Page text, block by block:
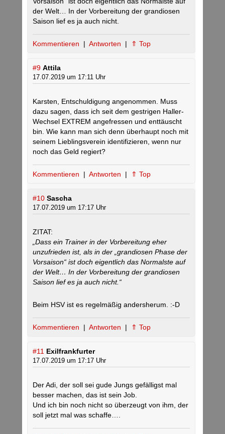
der Welt… In der Vorbereitung der grandiosen
Saison lief es ja auch nicht.
Kommentieren | Antworten | ⇑ Top
#9 Attila
17.07.2019 um 17:11 Uhr
Karsten, Entschuldigung angenommen. Muss
dazu sagen, dass ich seit dem gestrigen Haller-
Wechsel EXTREM angefressen und enttäuscht
bin. Wie kann man sich denn überhaupt noch mit
seinem Lieblingsverein identifizieren, wenn nur
noch das Geld regiert?
Kommentieren | Antworten | ⇑ Top
#10 Sascha
17.07.2019 um 17:17 Uhr
ZITAT:
„Dass ein Trainer in der Vorbereitung eher
unzufrieden ist, als in der „grandiosen Phase der
Vorsaison“ ist doch eigentlich das Normalste auf
der Welt… In der Vorbereitung der grandiosen
Saison lief es ja auch nicht.“
Beim HSV ist es regelmäßig andersherum. :-D
Kommentieren | Antworten | ⇑ Top
#11 Exilfrankfurter
17.07.2019 um 17:17 Uhr
Der Adi, der soll sei gude Jungs gefälligst mal
besser machen, das ist sein Job.
Und ich bin noch nicht so überzeugt von ihm, der
soll jetzt mal was schaffe….